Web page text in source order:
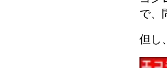
で、
但し